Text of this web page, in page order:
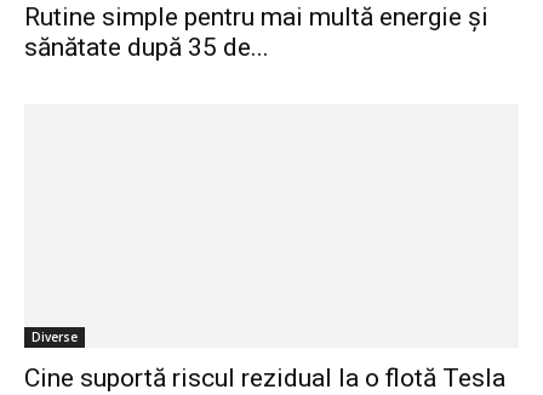
Rutine simple pentru mai multă energie și
sănătate după 35 de...
Diverse
Cine suportă riscul rezidual la o flotă Tesla